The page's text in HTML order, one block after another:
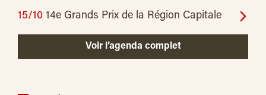
15/10 14e Grands Prix de la Région Capitale
Voir l’agenda complet